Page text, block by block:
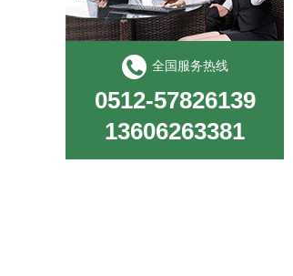
全国服务热线
0512-57826139
13606263381